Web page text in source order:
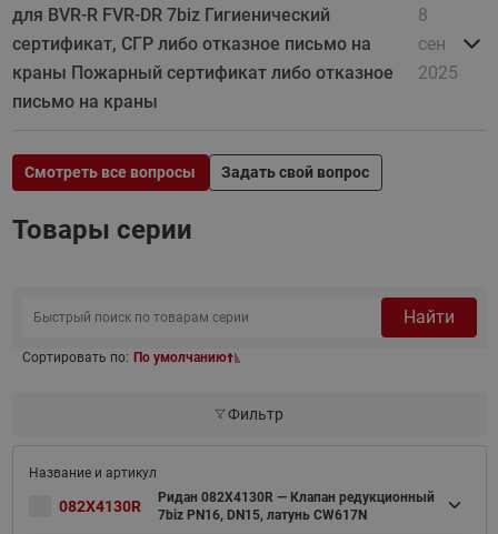
для BVR-R FVR-DR 7biz Гигиенический
сертификат, СГР либо отказное письмо на
краны Пожарный сертификат либо отказное
письмо на краны
8
сен
2025
Смотреть все вопросы Задать свой вопрос
Товары серии
Найти
Сортировать по: По умолчанию
Фильтр
082X4130R
Ридан 082X4130R — Клапан редукционный
7biz PN16, DN15, латунь CW617N